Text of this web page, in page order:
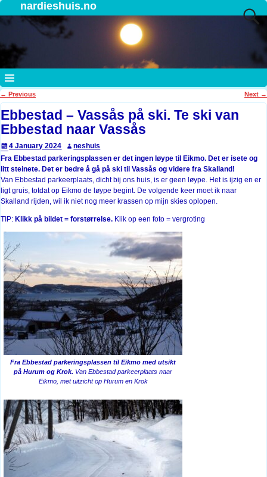
nardieshuis.no
Post navigation
← Previous Next →
Ebbestad – Vassås på ski. Te ski van
Ebbestad naar Vassås
4 January 2024
neshuis
Fra Ebbestad parkeringsplassen er det ingen løype til Eikmo. Det er isete og
litt steinete. Det er bedre å gå på ski til Vassås og videre fra Skalland!
Van Ebbestad parkeerplaats, dicht bij ons huis, is er geen løype. Het is ijzig en er
ligt gruis, totdat op Eikmo de løype begint. De volgende keer moet ik naar
Skalland rijden, wil ik niet nog meer krassen op mijn skies oplopen.
TIP: Klikk på bildet = forstørrelse. Klik op een foto = vergroting
Fra Ebbestad parkeringsplassen til Eikmo med utsikt
på Hurum og Krok. Van Ebbestad parkeerplaats naar
Eikmo, met uitzicht op Hurum en Krok